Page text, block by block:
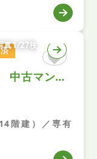
真1/27枚
イニシア鶴見パークウエスト 中古マンション
階建）／専有